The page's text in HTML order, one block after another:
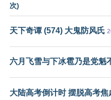
次)
天下奇谭 (574) 大鬼防风氏
六月飞雪与下冰雹乃是党魁
大陆高考倒计时 摆脱高考焦